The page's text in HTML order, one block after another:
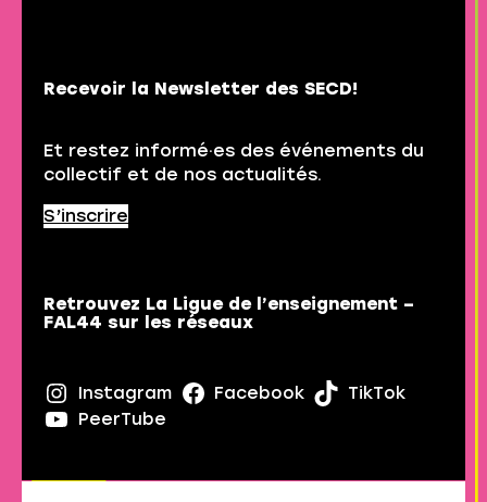
Recevoir la Newsletter des SECD!
Et restez informé·es des événements du
collectif et de nos actualités.
S’inscrire
Retrouvez La Ligue de l’enseignement –
FAL44 sur les réseaux
Instagram Facebook
TikTok
PeerTube